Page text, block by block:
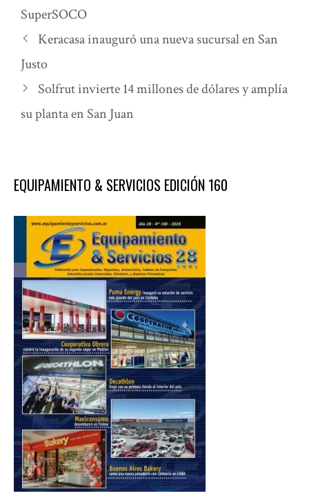
SuperSOCO
Keracasa inauguró una nueva sucursal en San
Justo
Solfrut invierte 14 millones de dólares y amplía
su planta en San Juan
EQUIPAMIENTO & SERVICIOS EDICIÓN 160